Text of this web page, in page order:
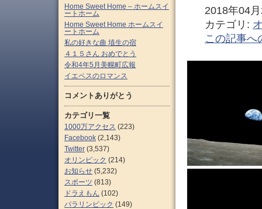
2018年04
カテゴリ:
この記事へ
Home Sweet Home – ホームスイ
ートホーム
Home Sweet Home ホームスイ
ートホーム
私の好きな曲 埴生の宿
４１５さん おめでとう
令和4年5月美幌町広報
イエペスのロマンス
コメントありがとう
カテゴリ一覧
1000万アクセス (223)
Facebook (2,143)
Twitter (3,537)
オリンピック (214)
お知らせ (5,232)
スポーツ (813)
ドラえもん (102)
パラリンピック (149)